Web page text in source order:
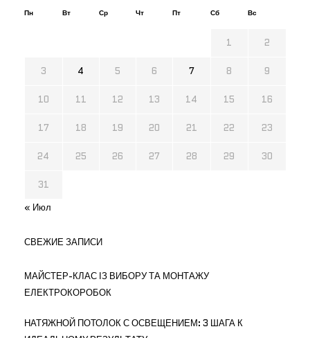
Пн Вт Ср Чт Пт Сб Вс
1 2
3 4 5 6 7 8 9
10 11 12 13 14 15 16
17 18 19 20 21 22 23
24 25 26 27 28 29 30
31
« Июл
СВЕЖИЕ ЗАПИСИ
МАЙСТЕР-КЛАС ІЗ ВИБОРУ ТА МОНТАЖУ
ЕЛЕКТРОКОРОБОК
НАТЯЖНОЙ ПОТОЛОК С ОСВЕЩЕНИЕМ: 3 ШАГА К